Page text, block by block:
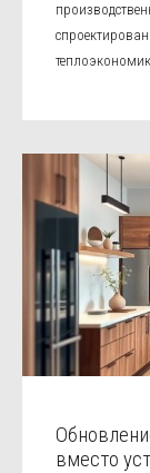
вместо